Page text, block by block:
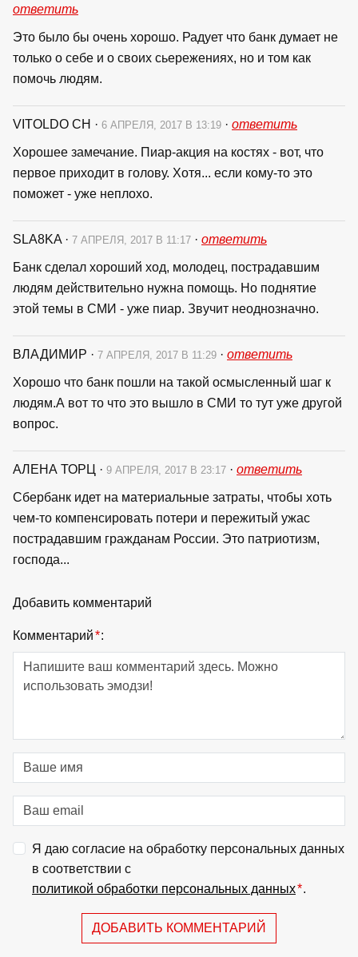
ответить
Это было бы очень хорошо. Радует что банк думает не
только о себе и о своих сьережениях, но и том как
помочь людям.
VITOLDO CH · 6 АПРЕЛЯ, 2017 В 13:19 · ответить
Хорошее замечание. Пиар-акция на костях - вот, что
первое приходит в голову. Хотя... если кому-то это
поможет - уже неплохо.
SLA8KA · 7 АПРЕЛЯ, 2017 В 11:17 · ответить
Банк сделал хороший ход, молодец, пострадавшим
людям действительно нужна помощь. Но поднятие
этой темы в СМИ - уже пиар. Звучит неоднозначно.
ВЛАДИМИР · 7 АПРЕЛЯ, 2017 В 11:29 · ответить
Хорошо что банк пошли на такой осмысленный шаг к
людям.А вот то что это вышло в СМИ то тут уже другой
вопрос.
АЛЕНА ТОРЦ · 9 АПРЕЛЯ, 2017 В 23:17 · ответить
Сбербанк идет на материальные затраты, чтобы хоть
чем-то компенсировать потери и пережитый ужас
пострадавшим гражданам России. Это патриотизм,
господа...
Добавить комментарий
Комментарий*:
Я даю согласие на обработку персональных данных
в соответствии с
политикой обработки персональных данных*.
ДОБАВИТЬ КОММЕНТАРИЙ